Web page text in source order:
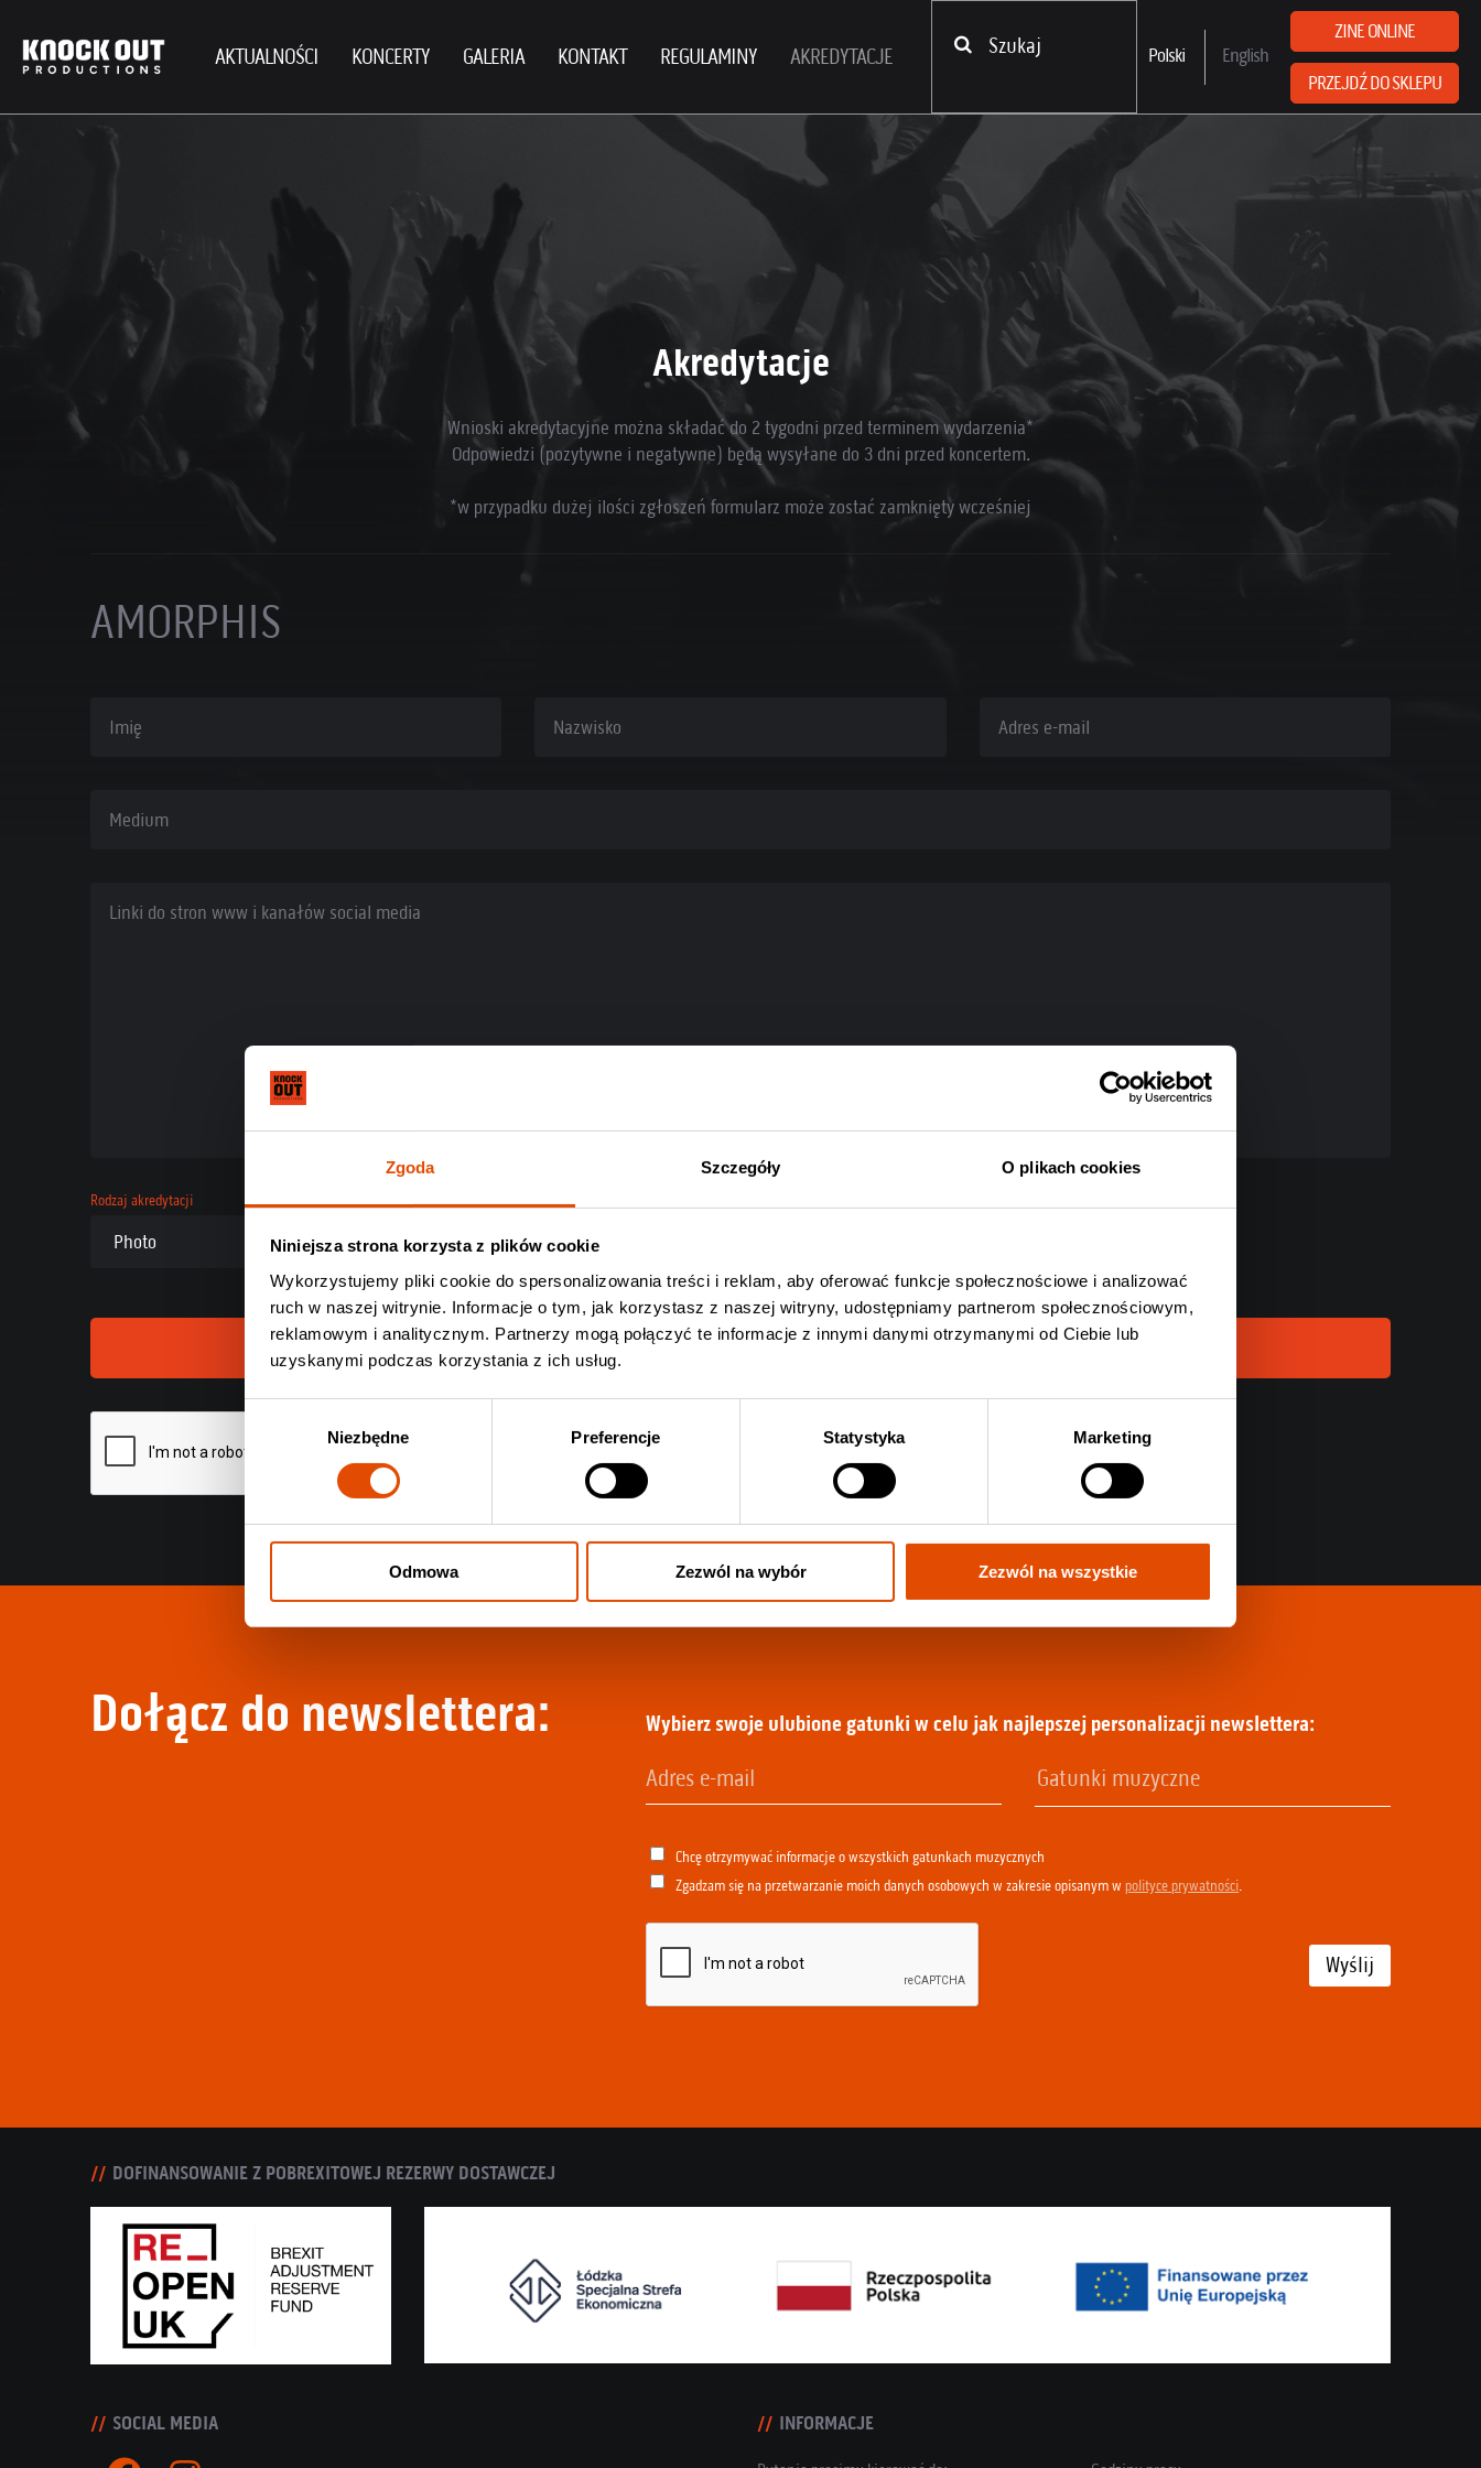
Zgoda Szczegóły O plikach cookies
Niniejsza strona korzysta z plików cookie
Wykorzystujemy pliki cookie do spersonalizowania treści i reklam, aby oferować funkcje społecznościowe i analizować
ruch w naszej witrynie. Informacje o tym, jak korzystasz z naszej witryny, udostępniamy partnerom społecznościowym,
reklamowym i analitycznym. Partnerzy mogą połączyć te informacje z innymi danymi otrzymanymi od Ciebie lub
uzyskanymi podczas korzystania z ich usług.
Wybór
Niezbędne Preferencje Statystyka Marketing
Odmowa Zezwól na wybór Zezwól na wszystkie
AKTUALNOŚCI KONCERTY GALERIA KONTAKT REGULAMINY AKREDYTACJE Polski English
ZINE ONLINE
PRZEJDŹ DO SKLEPU
Akredytacje
Wnioski akredytacyjne można składać do 2 tygodni przed terminem wydarzenia*
Odpowiedzi (pozytywne i negatywne) będą wysyłane do 3 dni przed koncertem.
*w przypadku dużej ilości zgłoszeń formularz może zostać zamknięty wcześniej
AMORPHIS
Nazwisko Adres e-mail
Medium
Linki do stron www i kanałów social media
Rodzaj akredytacji
Wyślij
Dołącz do newslettera: Wybierz swoje ulubione gatunki w celu jak najlepszej personalizacji newslettera:
Chcę otrzymywać informacje o wszystkich gatunkach muzycznych
Zgadzam się na przetwarzanie moich danych osobowych w zakresie opisanym wpolityce prywatności.
Wyślij
DOFINANSOWANIE Z POBREXITOWEJ REZERWY DOSTAWCZEJ
SOCIAL MEDIA INFORMACJE